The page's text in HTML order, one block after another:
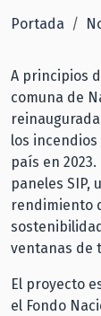
Portada
A principios
comuna de
los
país en
paneles SIP,
rendimiento
ventanas de
El proyecto
el Fondo